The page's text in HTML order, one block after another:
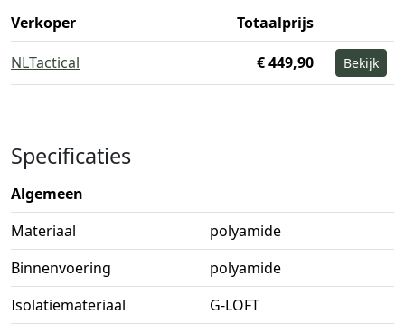
Verkoper
Totaalprijs
NLTactical
€ 449,90 Bekijk
Specificaties
Algemeen
Materiaal
polyamide
Binnenvoering
polyamide
Isolatiemateriaal
G-LOFT